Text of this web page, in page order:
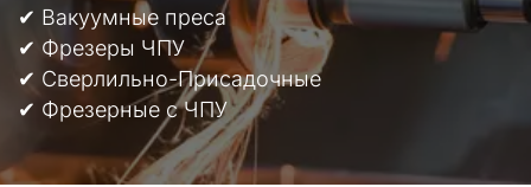
✔ Вакуумные преса
✔ Фрезеры ЧПУ
✔ Сверлильно-Присадочные
✔ Фрезерные с ЧПУ